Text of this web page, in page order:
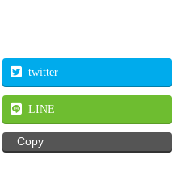
twitter
LINE
Copy